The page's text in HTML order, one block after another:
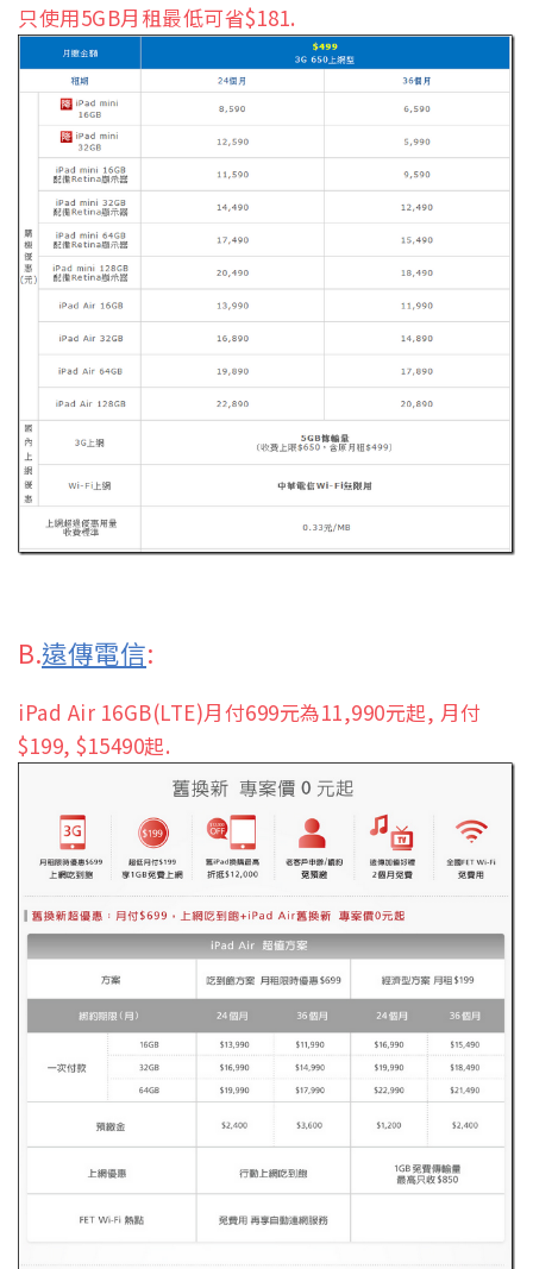
只使用5GB月租最低可省$181.
B.遠傳電信:
iPad Air 16GB(LTE)月付699元為11,990元起, 月付
$199, $15490起.